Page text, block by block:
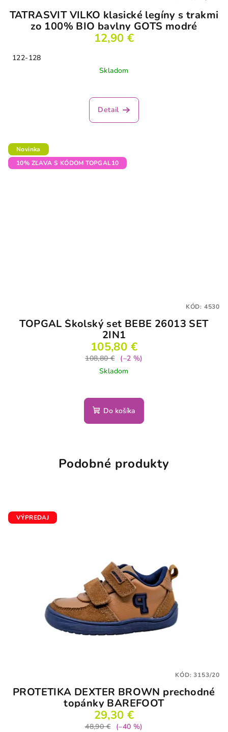
TATRASVIT VILKO klasické legíny s trakmi
zo 100% BIO bavlny GOTS modré
12,90 €
122-128
Skladom
Detail
Novinka
10% ZĽAVA S KÓDOM TOPGAL10
TOPGAL Školský set BEBE 26013 SET
2IN1
105,80 €
108,80 €
(–2 %)
Skladom
Do košíka
KÓD: 4530
Podobné produkty
VÝPREDAJ
PROTETIKA DEXTER BROWN prechodné
topánky BAREFOOT
29,30 €
48,90 €
(–40 %)
KÓD:3153/20